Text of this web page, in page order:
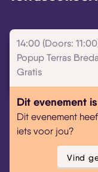
14:00 (Doors:
Popup Terras Breda
Gratis
Dit evenement
Dit evenement
iets voor jou?
Vind